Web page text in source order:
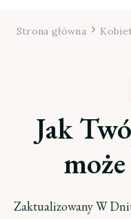
Strona główna
Jak
Zaktualizowany W